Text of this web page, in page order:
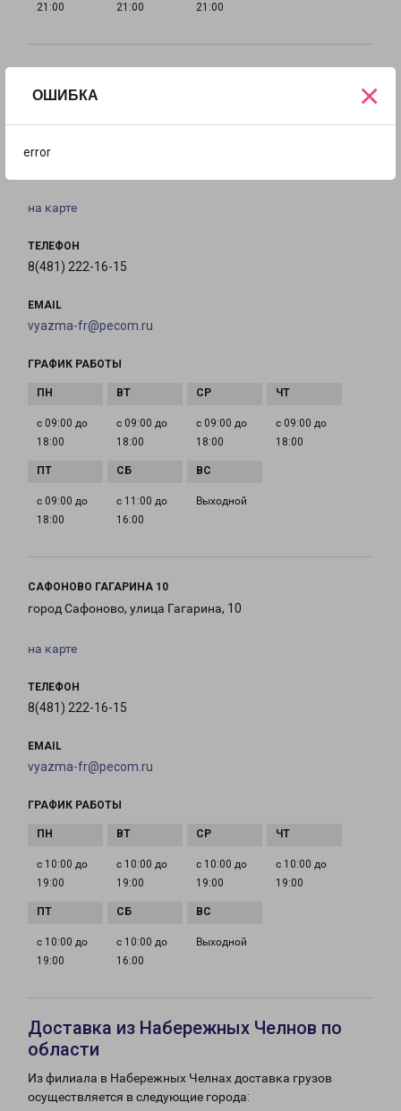
ОШИБКА
error
×
21:00
21:00
21:00
ВЯЗЬМА
на карте
ТЕЛЕФОН
8(481) 222-16-15
EMAIL
vyazma-fr@pecom.ru
ГРАФИК РАБОТЫ
с 09:00 до
18:00
с 09:00 до
18:00
с 09:00 до
18:00
с 09:00 до
18:00
с 09:00 до
18:00
с 11:00 до
16:00
Выходной
САФОНОВО ГАГАРИНА 10
город Сафоново, улица Гагарина, 10
на карте
ТЕЛЕФОН
8(481) 222-16-15
EMAIL
vyazma-fr@pecom.ru
ГРАФИК РАБОТЫ
с 10:00 до
19:00
с 10:00 до
19:00
с 10:00 до
19:00
с 10:00 до
19:00
с 10:00 до
19:00
с 10:00 до
16:00
Выходной
Доставка из Набережных Челнов по
области
Из филиала в Набережных Челнах доставка грузов
осуществляется в следующие города: